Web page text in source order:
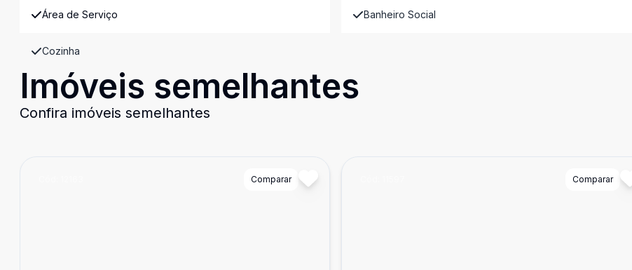
Área de Serviço Banheiro Social
Cozinha
Imóveis semelhantes
Confira imóveis semelhantes
Comparar Comparar